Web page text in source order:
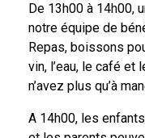
De 13h00 à 14h00,
notre équipe de
Repas, boissons
vin, l’eau, le café et
n’avez plus qu’à
A 14h00, les